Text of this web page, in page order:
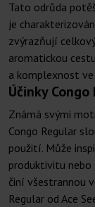
Tato odrůda
je
zvýrazňují
aromatickou
a komplexnost ve
Účinky
Známá svými
Congo Regular
použití. Může
produktivitu nebo
činí všestrannou
Regular od Ace